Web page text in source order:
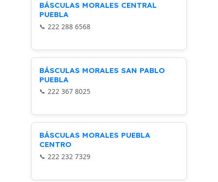
BÁSCULAS MORALES CENTRAL
PUEBLA
222 288 6568
BÁSCULAS MORALES SAN PABLO
PUEBLA
222 367 8025
BÁSCULAS MORALES PUEBLA
CENTRO
222 232 7329